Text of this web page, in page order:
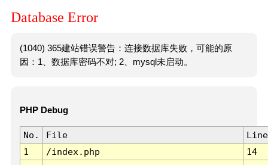
Database Error
(1040) 365建站错误警告：连接数据库失败，可能的原
因：1、数据库密码不对; 2、mysql未启动。
PHP Debug
No. File
Line
1
/index.php 14